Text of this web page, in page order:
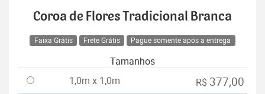
Coroa de Flores Tradicional Branca
Faixa Grátis Frete Grátis Pague somente após a entrega
Tamanhos
1,0m x 1,0m
R$ 377,00